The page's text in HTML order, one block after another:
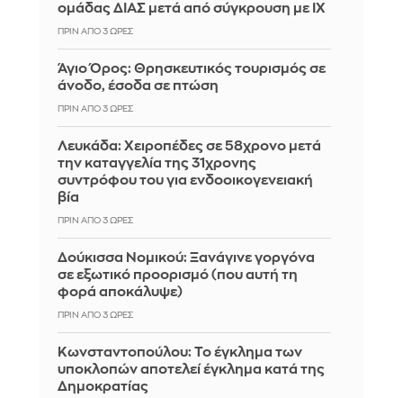
ομάδας ΔΙΑΣ μετά από σύγκρουση με ΙΧ
ΠΡΙΝ ΑΠΌ 3 ΏΡΕΣ
Άγιο Όρος: Θρησκευτικός τουρισμός σε
άνοδο, έσοδα σε πτώση
ΠΡΙΝ ΑΠΌ 3 ΏΡΕΣ
Λευκάδα: Χειροπέδες σε 58χρονο μετά
την καταγγελία της 31χρονης
συντρόφου του για ενδοοικογενειακή
βία
ΠΡΙΝ ΑΠΌ 3 ΏΡΕΣ
Δούκισσα Νομικού: Ξανάγινε γοργόνα
σε εξωτικό προορισμό (που αυτή τη
φορά αποκάλυψε)
ΠΡΙΝ ΑΠΌ 3 ΏΡΕΣ
Κωνσταντοπούλου: Το έγκλημα των
υποκλοπών αποτελεί έγκλημα κατά της
Δημοκρατίας